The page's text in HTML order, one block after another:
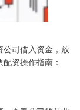
公司借入资金，放
资操作指南：